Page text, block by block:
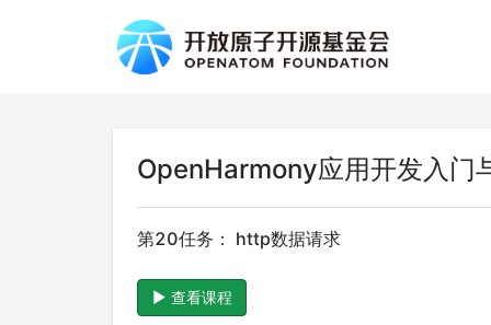
OpenHarmony应用开发入门
第20任务： http数据请求
查看课程